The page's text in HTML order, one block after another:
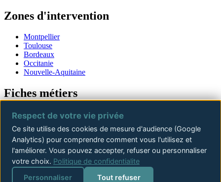
Zones d'intervention
Montpellier
Toulouse
Bordeaux
Occitanie
Nouvelle-Aquitaine
Fiches métiers
Offres d'emploi
Offres Conducteur de travaux
Offres Chef de chantier
Offres Ingénieur structure
Offres Directeur de travaux
Offres Chargé d'affaires
Offres QSE BTP
Respect de votre vie privée
Ce site utilise des cookies de mesure d'audience (Google
Analytics) pour comprendre comment vous l'utilisez et
l'améliorer. Vous pouvez accepter, refuser ou personnaliser
votre choix. Politique de confidentialite
Personnaliser
Tout refuser